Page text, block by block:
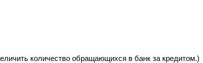
количество обращающихся в банк за кредитом.)